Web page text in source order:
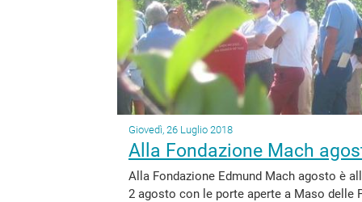
Giovedì, 26 Luglio 2018
Alla Fondazione Mach
Alla Fondazione Edmund Mach agosto è
2 agosto con le porte aperte a Maso delle